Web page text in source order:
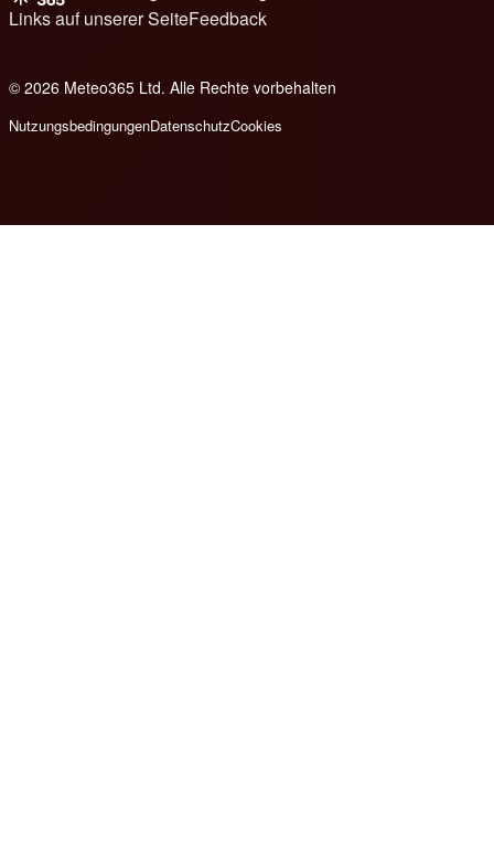
Links auf unserer SeiteFeedback
© 2026 Meteo365 Ltd. Alle Rechte vorbehalten
NutzungsbedingungenDatenschutzCookies